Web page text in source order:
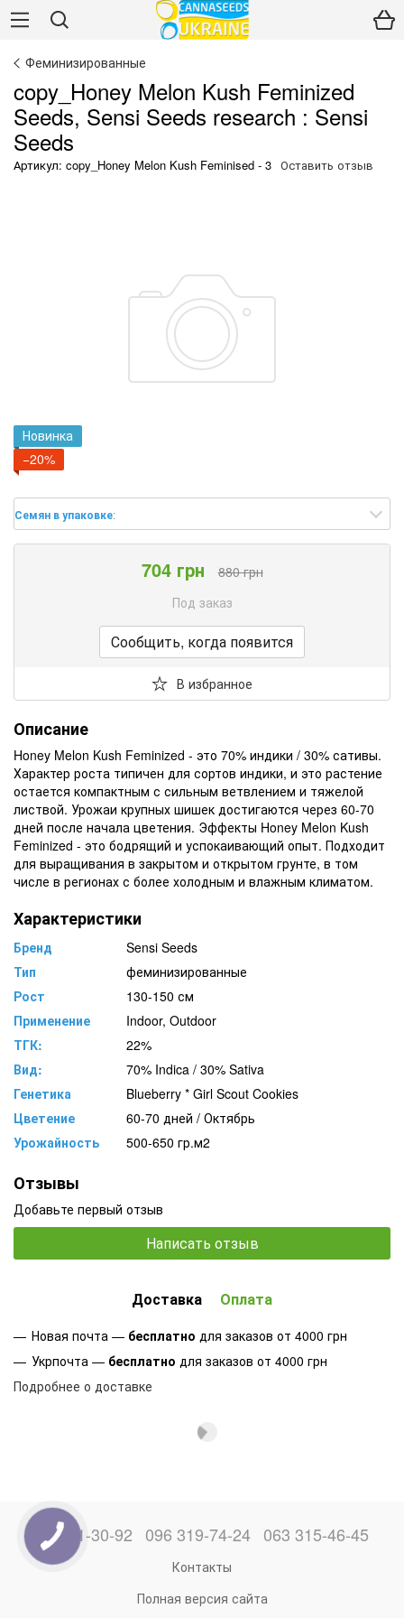
Феминизированные
copy_Honey Melon Kush Feminized
Seeds, Sensi Seeds research : Sensi
Seeds
Артикул: copy_Honey Melon Kush Feminised - 3 Оставить отзыв
Новинка
−20%
Семян в упаковке:
704 грн
880 грн
Под заказ
Сообщить, когда появится
В избранное
Описание
Honey Melon Kush Feminized - это 70% индики / 30% сативы.
Характер роста типичен для сортов индики, и это растение
остается компактным с сильным ветвлением и тяжелой
листвой. Урожаи крупных шишек достигаются через 60-70
дней после начала цветения. Эффекты Honey Melon Kush
Feminized - это бодрящий и успокаивающий опыт. Подходит
для выращивания в закрытом и открытом грунте, в том
числе в регионах с более холодным и влажным климатом.
Характеристики
Бренд
Sensi Seeds
Тип
феминизированные
Рост
130-150 см
Применение
Indoor, Outdoor
ТГК:
22%
Вид:
70% Indica / 30% Sativa
Генетика
Blueberry * Girl Scout Cookies
Цветение
60-70 дней / Октябрь
Урожайность
500-650 гр.м2
Отзывы
Добавьте первый отзыв
Написать отзыв
Доставка Оплата
Новая почта — бесплатно для заказов от 4000 грн
Укрпочта — бесплатно для заказов от 4000 грн
Подробнее о доставке
066 871-30-92 096 319-74-24 063 315-46-45
Контакты
Полная версия сайта